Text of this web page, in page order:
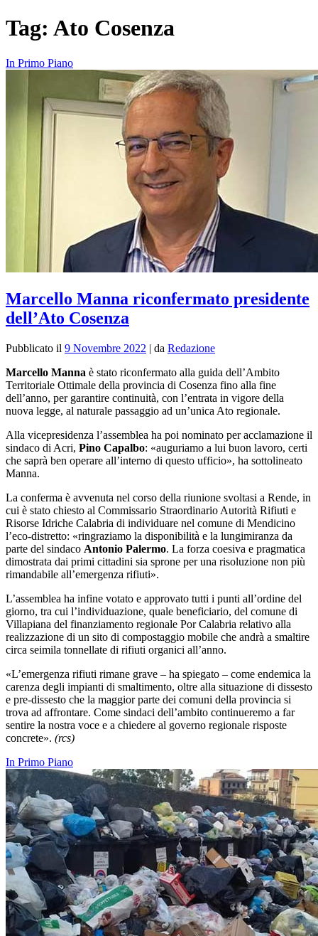
Tag: Ato Cosenza
In Primo Piano
Marcello Manna riconfermato presidente
dell’Ato Cosenza
Pubblicato il 9 Novembre 2022 | da Redazione
Marcello Manna è stato riconfermato alla guida dell’Ambito
Territoriale Ottimale della provincia di Cosenza fino alla fine
dell’anno, per garantire continuità, con l’entrata in vigore della
nuova legge, al naturale passaggio ad un’unica Ato regionale.
Alla vicepresidenza l’assemblea ha poi nominato per acclamazione il
sindaco di Acri, Pino Capalbo: «auguriamo a lui buon lavoro, certi
che saprà ben operare all’interno di questo ufficio», ha sottolineato
Manna.
La conferma è avvenuta nel corso della riunione svoltasi a Rende, in
cui è stato chiesto al Commissario Straordinario Autorità Rifiuti e
Risorse Idriche Calabria di individuare nel comune di Mendicino
l’eco-distretto: «ringraziamo la disponibilità e la lungimiranza da
parte del sindaco Antonio Palermo. La forza coesiva e pragmatica
dimostrata dai primi cittadini sia sprone per una risoluzione non più
rimandabile all’emergenza rifiuti».
L’assemblea ha infine votato e approvato tutti i punti all’ordine del
giorno, tra cui l’individuazione, quale beneficiario, del comune di
Villapiana del finanziamento regionale Por Calabria relativo alla
realizzazione di un sito di compostaggio mobile che andrà a smaltire
circa seimila tonnellate di rifiuti organici all’anno.
«L’emergenza rifiuti rimane grave – ha spiegato – come endemica la
carenza degli impianti di smaltimento, oltre alla situazione di dissesto
e pre-dissesto che la maggior parte dei comuni della provincia si
trova ad affrontare. Come sindaci dell’ambito continueremo a far
sentire la nostra voce e a chiedere al governo regionale risposte
concrete». (rcs)
In Primo Piano